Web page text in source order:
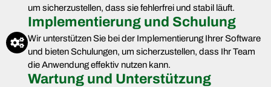
um sicherzustellen, dass sie fehlerfrei und stabil läuft.
Implementierung und Schulung
Wir unterstützen Sie bei der Implementierung Ihrer Software
und bieten Schulungen, um sicherzustellen, dass Ihr Team
die Anwendung effektiv nutzen kann.
Wartung und Unterstützung